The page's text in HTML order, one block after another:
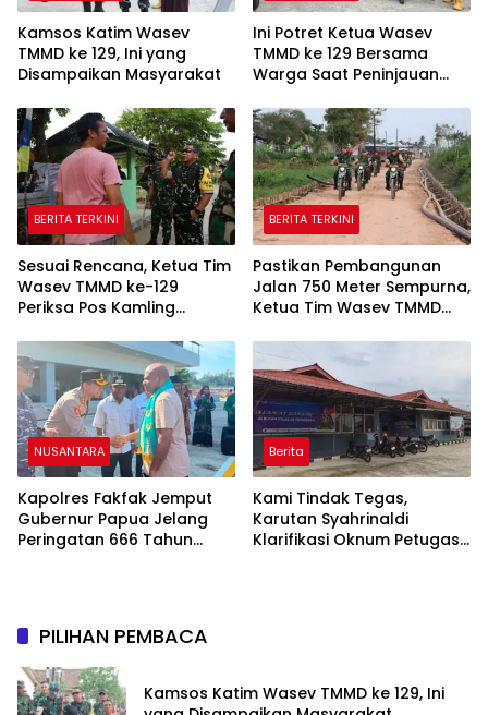
Kamsos Katim Wasev
TMMD ke 129, Ini yang
Disampaikan Masyarakat
Ini Potret Ketua Wasev
TMMD ke 129 Bersama
Warga Saat Peninjauan
BERITA TERKINI
Sesuai Rencana, Ketua Tim
Wasev TMMD ke-129
Periksa Pos Kamling
BERITA TERKINI
Pastikan Pembangunan
Jalan 750 Meter Sempurna,
Ketua Tim Wasev TMMD
Menggunakan Trail
NUSANTARA
Kapolres Fakfak Jemput
Gubernur Papua Jelang
Peringatan 666 Tahun
Berita
Kami Tindak Tegas,
Karutan Syahrinaldi
Klarifikasi Oknum Petugas
PILIHAN PEMBACA
Kamsos Katim Wasev TMMD ke 129, Ini